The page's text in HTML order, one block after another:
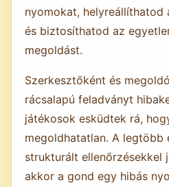
nyomokat,
és biztosíthatod az
megoldást.
Szerkesztőként és
rácsalapú feladványt
játékosok esküdtek rá,
megoldhatatlan. A legtöbb
strukturált ellenőrzésekkel
akkor a gond egy hibás